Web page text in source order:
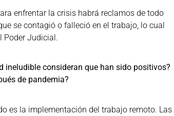
enfrentar la crisis habrá reclamos de todo
se contagió o falleció en el trabajo, lo cual
Poder Judicial.
ineludible consideran que han sido positivos?
de pandemia?
es la implementación del trabajo remoto. Las